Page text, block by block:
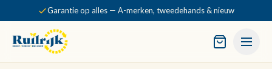
Garantie op alles — A-merken, tweedehands & nieuw